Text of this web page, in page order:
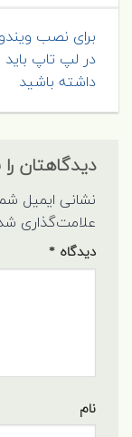
در لپ تاپ باید
داشته باشید
دیدگاهتان
نشانی ایمیل
علامت‌گذاری
دیدگاه *
نام